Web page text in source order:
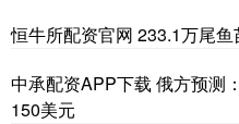
恒牛所配资官网 233.1万尾鱼
中承配资APP下载 俄方预测
150美元